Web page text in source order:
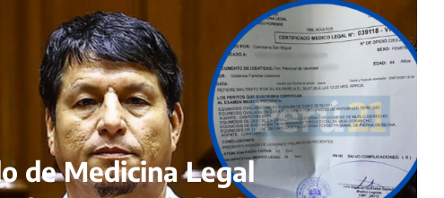
de Medicina Legal